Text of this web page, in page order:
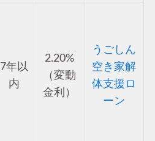
7年以
内
2.20%
（変動
金利）
うごしん
空き家解
体支援ロ
ーン